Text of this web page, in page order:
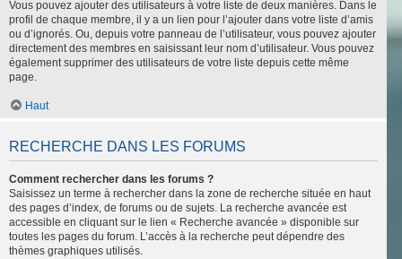
Vous pouvez ajouter des utilisateurs à votre liste de deux manières. Dans le
profil de chaque membre, il y a un lien pour l’ajouter dans votre liste d’amis
ou d’ignorés. Ou, depuis votre panneau de l’utilisateur, vous pouvez ajouter
directement des membres en saisissant leur nom d’utilisateur. Vous pouvez
également supprimer des utilisateurs de votre liste depuis cette même
page.
Haut
RECHERCHE DANS LES FORUMS
Comment rechercher dans les forums ?
Saisissez un terme à rechercher dans la zone de recherche située en haut
des pages d’index, de forums ou de sujets. La recherche avancée est
accessible en cliquant sur le lien « Recherche avancée » disponible sur
toutes les pages du forum. L’accès à la recherche peut dépendre des
thèmes graphiques utilisés.